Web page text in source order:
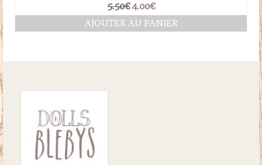
5.50€ Le
prix
initial
4.00€Le
prix
actuel
AJOUTER AU PANIER